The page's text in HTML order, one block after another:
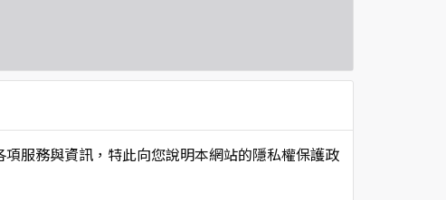
服務與資訊，特此向您說明本網站的隱私權保護政